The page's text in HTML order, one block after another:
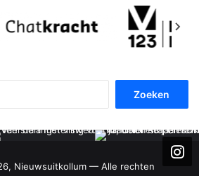
Nieuwsuitkollum — Alle rechten